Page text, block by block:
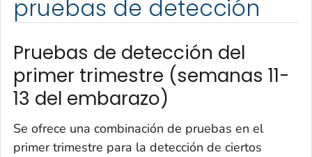
pruebas de detección
Pruebas de detección del
primer trimestre (semanas 11-
13 del embarazo)
Se ofrece una combinación de pruebas en el
primer trimestre para la detección de ciertos